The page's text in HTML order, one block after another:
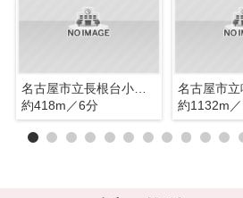
名古屋市立長根台小学校
約418m／6分
約1132m